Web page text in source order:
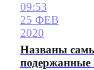
09:53
25 ФЕВ
2020
Названы
подержанные